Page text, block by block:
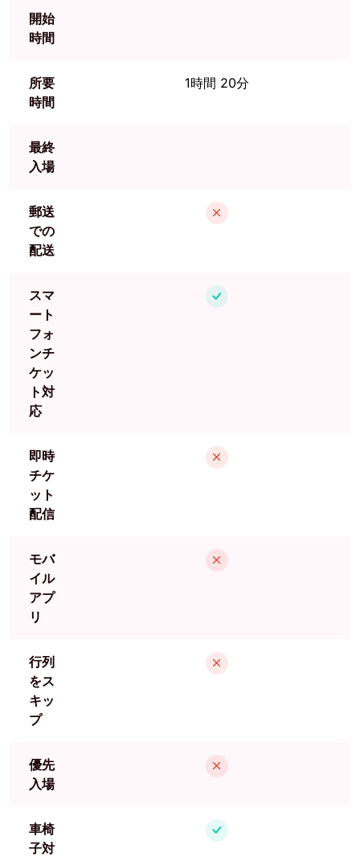
開始
時間
所要
時間
1時間 20分
最終
入場
郵送
での
配送
スマ
ート
フォ
ンチ
ケッ
ト対
応
即時
チケ
ット
配信
モバ
イル
アプ
リ
行列
をス
キッ
プ
優先
入場
車椅
子対